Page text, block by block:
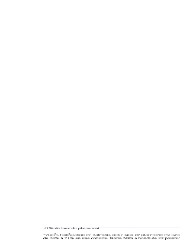
71% de taux de placement
Après l'intégration de Talenlio, notre taux de placement est passé
de 28% à 71% en une cohorte. Notre NPS a bondi de 22 points.”